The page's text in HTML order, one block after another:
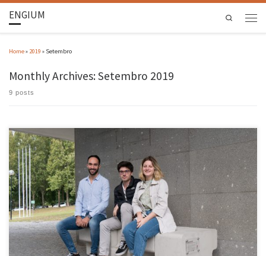
ENGIUM Search
Home» 2019 » Setembro
Monthly Archives:Setembro 2019
9 posts
O campus de Azurém da Universidade do Minho, em Guimarães, tem agora peças de
mobiliário exterior inovadoras, que aproveitam resíduos industriais e apostam no design.
A apresentação daquele mobiliário, oferecido no âmbito do projeto de investigação
Geodesign, decorreu no dia 30 de setembro, junto às instalações da Reitoria no campus. A
[…]